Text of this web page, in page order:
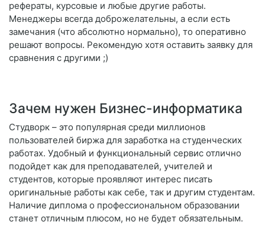
рефераты, курсовые и любые другие работы.
Менеджеры всегда доброжелательны, а если есть
замечания (что абсолютно нормально), то оперативно
решают вопросы. Рекомендую хотя оставить заявку для
сравнения с другими ;)
Зачем нужен Бизнес-информатика
Студворк – это популярная среди миллионов
пользователей биржа для заработка на студенческих
работах. Удобный и функциональный сервис отлично
подойдет как для преподавателей, учителей и
студентов, которые проявляют интерес писать
оригинальные работы как себе, так и другим студентам.
Наличие диплома о профессиональном образовании
станет отличным плюсом, но не будет обязательным.